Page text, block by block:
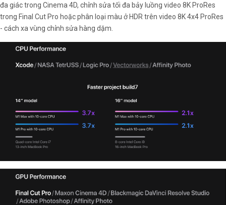
đa giác trong Cinema 4D, chỉnh sửa tối đa bảy luồng video 8K ProRes
trong Final Cut Pro hoặc phân loại màu ở HDR trên video 8K 4x4 ProRes
- cách xa vùng chỉnh sửa hàng dặm.